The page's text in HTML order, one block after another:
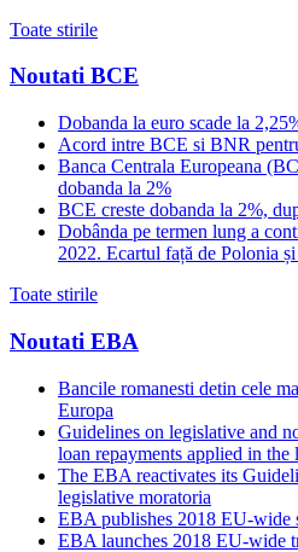
Toate stirile
Noutati BCE
Dobanda la euro scade la
Acord intre BCE si BNR
Banca Centrala Europeana
dobanda la 2%
BCE creste dobanda la 2%,
Dobânda pe termen lung a
2022. Ecartul față de Polonia
Toate stirile
Noutati EBA
Bancile romanesti detin cele
Europa
Guidelines on legislative and
loan repayments applied in
The EBA reactivates its
legislative moratoria
EBA publishes 2018 EU-wide
EBA launches 2018 EU-wide